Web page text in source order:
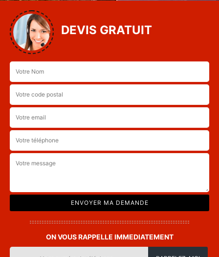
DEVIS GRATUIT
ON VOUS RAPPELLE IMMEDIATEMENT